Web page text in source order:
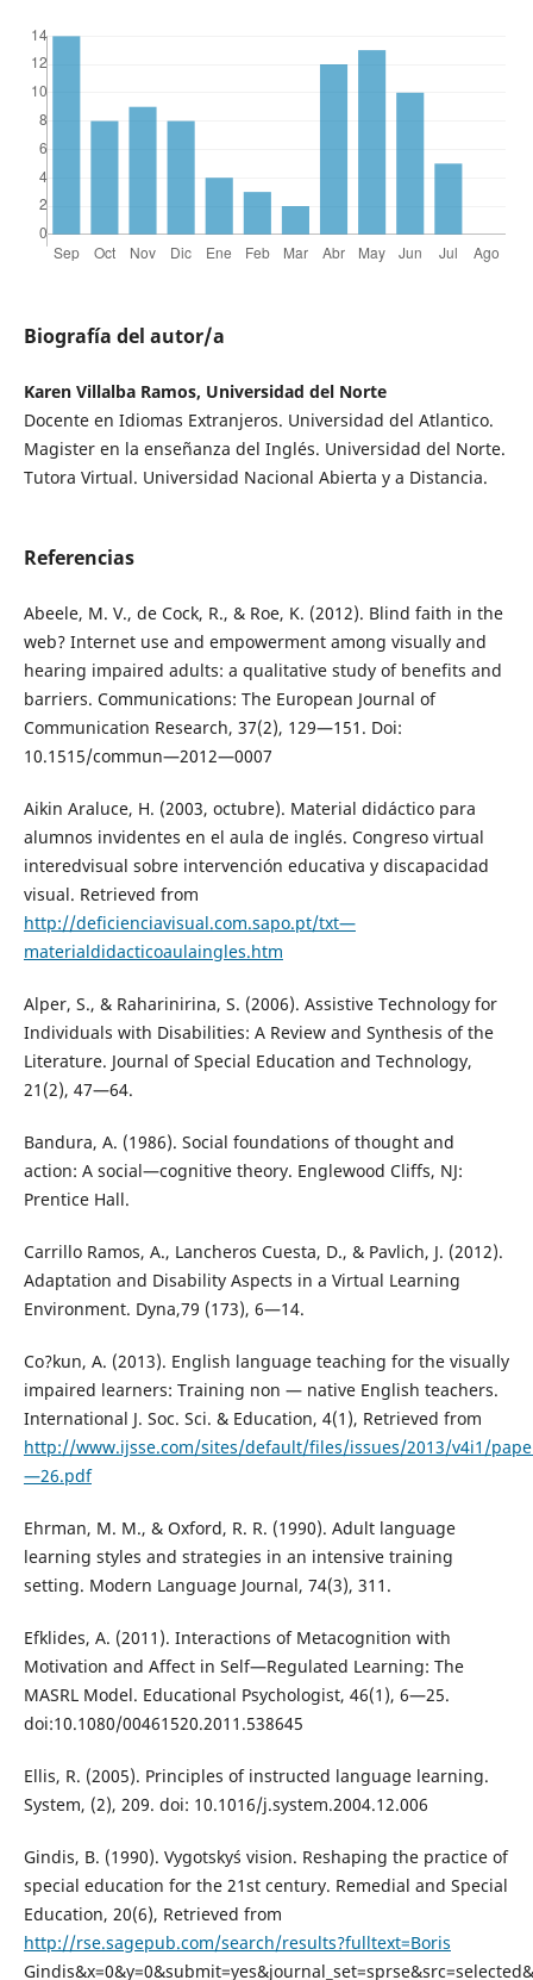
Biografía del autor/a
Karen Villalba Ramos, Universidad del Norte
Docente en Idiomas Extranjeros. Universidad del Atlantico.
Magister en la enseñanza del Inglés. Universidad del Norte.
Tutora Virtual. Universidad Nacional Abierta y a Distancia.
Referencias
Abeele, M. V., de Cock, R., & Roe, K. (2012). Blind faith in the
web? Internet use and empowerment among visually and
hearing impaired adults: a qualitative study of benefits and
barriers. Communications: The European Journal of
Communication Research, 37(2), 129—151. Doi:
10.1515/commun—2012—0007
Aikin Araluce, H. (2003, octubre). Material didáctico para
alumnos invidentes en el aula de inglés. Congreso virtual
interedvisual sobre intervención educativa y discapacidad
visual. Retrieved from
http://deficienciavisual.com.sapo.pt/txt—
materialdidacticoaulaingles.htm
Alper, S., & Raharinirina, S. (2006). Assistive Technology for
Individuals with Disabilities: A Review and Synthesis of the
Literature. Journal of Special Education and Technology,
21(2), 47—64.
Bandura, A. (1986). Social foundations of thought and
action: A social—cognitive theory. Englewood Cliffs, NJ:
Prentice Hall.
Carrillo Ramos, A., Lancheros Cuesta, D., & Pavlich, J. (2012).
Adaptation and Disability Aspects in a Virtual Learning
Environment. Dyna,79 (173), 6—14.
Co?kun, A. (2013). English language teaching for the visually
impaired learners: Training non — native English teachers.
International J. Soc. Sci. & Education, 4(1), Retrieved from
http://www.ijsse.com/sites/default/files/issues/2013/v4i1/
—26.pdf
Ehrman, M. M., & Oxford, R. R. (1990). Adult language
learning styles and strategies in an intensive training
setting. Modern Language Journal, 74(3), 311.
Efklides, A. (2011). Interactions of Metacognition with
Motivation and Affect in Self—Regulated Learning: The
MASRL Model. Educational Psychologist, 46(1), 6—25.
doi:10.1080/00461520.2011.538645
Ellis, R. (2005). Principles of instructed language learning.
System, (2), 209. doi: 10.1016/j.system.2004.12.006
Gindis, B. (1990). Vygotsky´s vision. Reshaping the practice of
special education for the 21st century. Remedial and Special
Education, 20(6), Retrieved from
http://rse.sagepub.com/search/results?fulltext=Boris